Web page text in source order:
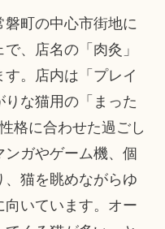
町の中心市街地に
、店名の「肉灸」
。店内は「プレイ
な猫用の「まった
格に合わせた過ごし
ガやゲーム機、個
猫を眺めながらゆ
向いています。オー